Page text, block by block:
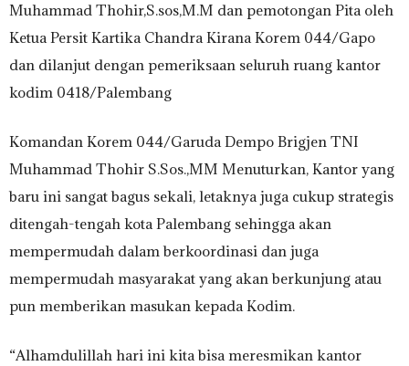
Muhammad Thohir,S.sos,M.M dan pemotongan Pita oleh
Ketua Persit Kartika Chandra Kirana Korem 044/Gapo
dan dilanjut dengan pemeriksaan seluruh ruang kantor
kodim 0418/Palembang
Komandan Korem 044/Garuda Dempo Brigjen TNI
Muhammad Thohir S.Sos.,MM Menuturkan, Kantor yang
baru ini sangat bagus sekali, letaknya juga cukup strategis
ditengah-tengah kota Palembang sehingga akan
mempermudah dalam berkoordinasi dan juga
mempermudah masyarakat yang akan berkunjung atau
pun memberikan masukan kepada Kodim.
“Alhamdulillah hari ini kita bisa meresmikan kantor